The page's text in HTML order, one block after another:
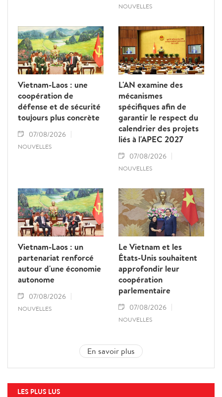
NOUVELLES
Vietnam-Laos : une
coopération de
défense et de sécurité
toujours plus concrète
07/08/2026
NOUVELLES
L'AN examine des
mécanismes
spécifiques afin de
garantir le respect du
calendrier des projets
liés à l'APEC 2027
07/08/2026
NOUVELLES
Vietnam-Laos : un
partenariat renforcé
autour d'une économie
autonome
07/08/2026
NOUVELLES
Le Vietnam et les
États-Unis souhaitent
approfondir leur
coopération
parlementaire
07/08/2026
NOUVELLES
En savoir plus
LES PLUS LUS